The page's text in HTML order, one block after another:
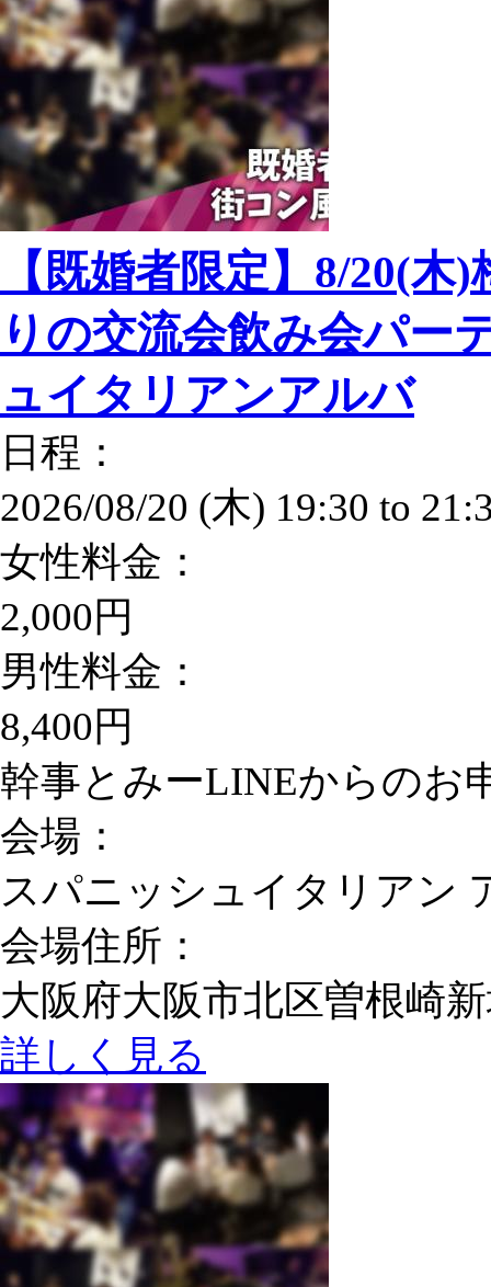
【既婚者限定】8/20(
りの交流会飲み会パー
ュイタリアンアルバ
日程：
2026/08/20 (木) 19:30 to
女性料金：
2,000円
男性料金：
8,400円
幹事とみーLINEからのお
会場：
スパニッシュイタリアン
会場住所：
大阪府大阪市北区曽根崎
詳しく見る